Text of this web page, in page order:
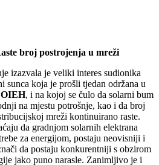
broj postrojenja u mreži
izazvala je veliki interes sudionika
sunca koja je prošli tjedan održana u
OIEH, i na kojoj se čulo da solarni bum
na mjestu potrošnje, kao i da broj
mreži kontinuirano raste.
da gradnjom solarnih elektrana
za energijom, postaju neovisniji i
da postaju konkurentniji s obzirom
jako puno narasle. Zanimljivo je i